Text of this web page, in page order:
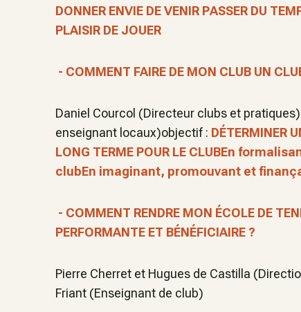
DONNER ENVIE DE VENIR PASSER DU
PLAISIR DE JOUER
- COMMENT FAIRE DE MON CLUB UN
Daniel Courcol (Directeur clubs et
enseignant locaux)objectif : DÉTERMINER
LONG TERME POUR LE CLUBEn
clubEn imaginant, promouvant et
- COMMENT RENDRE MON ÉCOLE DE
PERFORMANTE ET BÉNÉFICIAIRE ?
Pierre Cherret et Hugues de Castilla
Friant (Enseignant de club)